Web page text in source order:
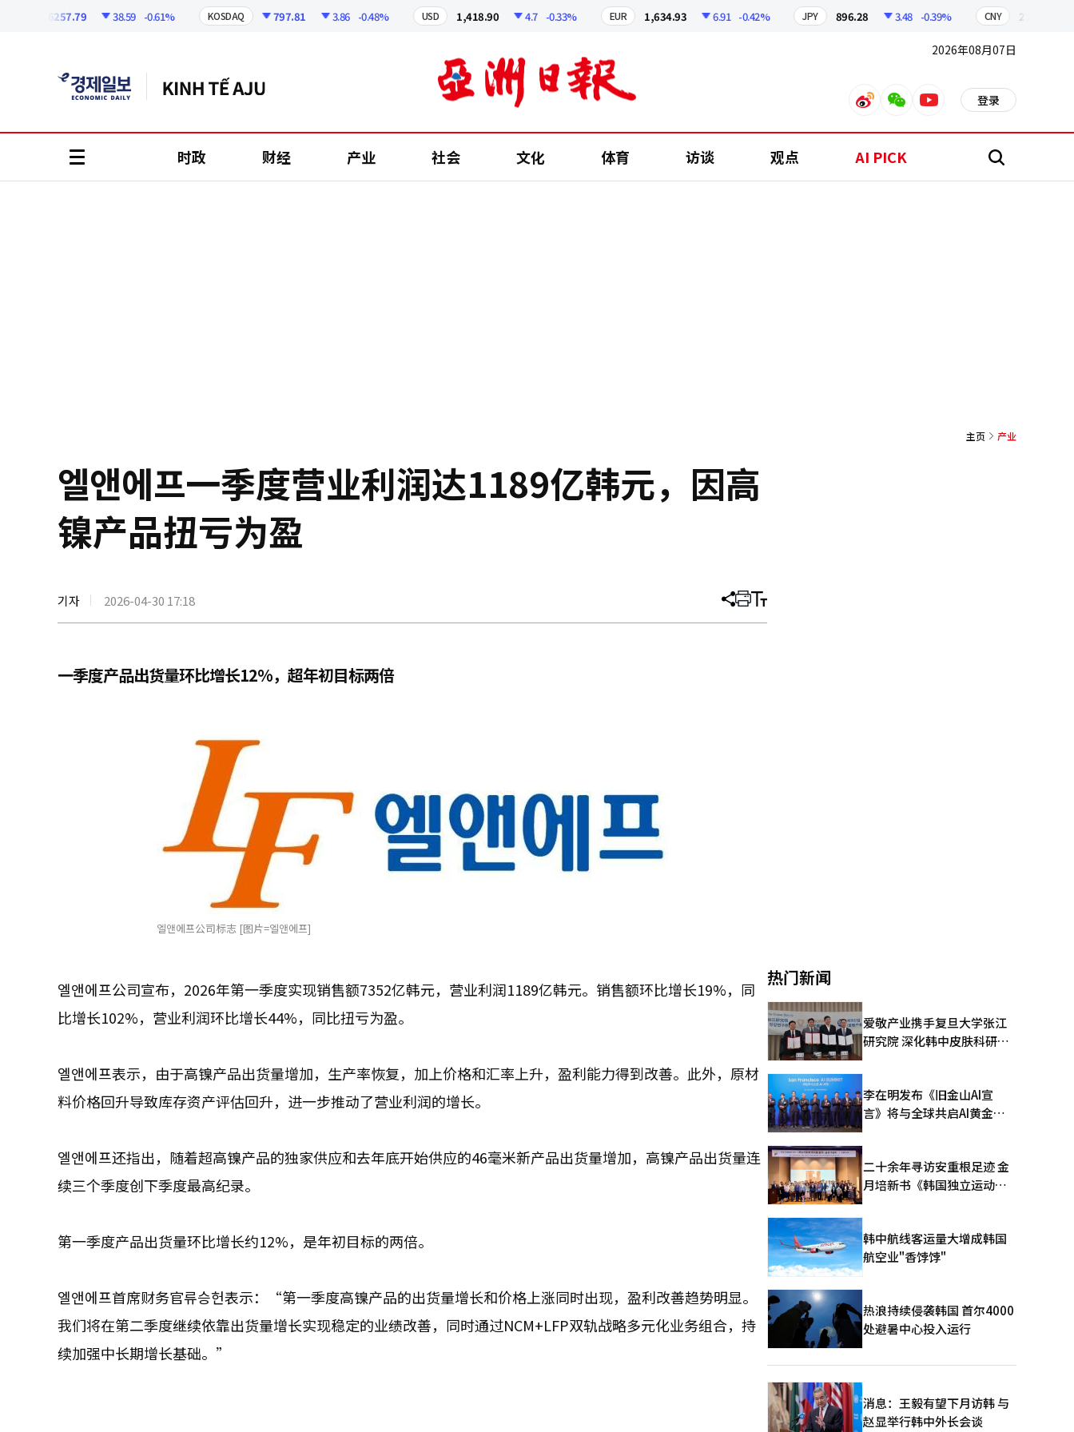
6257.79 38.59 -0.61% KOSDAQ 797.81 3.86 -0.48% USD 1,418.90 4.7 -0.33% EUR 1,634.93 6.91 -0.42% JPY 896.28 3.48 -0.39% CNY 210.32
2026年08月07日
weiboweixinyoutube 登录
时政 财经 产业 社会 文化 体育 访谈 观点 AI PICK 搜
主页 产业
엘앤에프一季度营业利润达1189亿韩元，因高
镍产品扭亏为盈
기자 2026-04-30 17:18 分
文
打 调
大
一季度产品出货量环比增长12%，超年初目标两倍
엘앤에프公司标志 [图片=엘앤에프]
엘앤에프公司宣布，2026年第一季度实现销售额7352亿韩元，营业利润1189亿韩元。销售额环比增长19%，同
比增长102%，营业利润环比增长44%，同比扭亏为盈。
엘앤에프表示，由于高镍产品出货量增加，生产率恢复，加上价格和汇率上升，盈利能力得到改善。此外，原材
料价格回升导致库存资产评估回升，进一步推动了营业利润的增长。
엘앤에프还指出，随着超高镍产品的独家供应和去年底开始供应的46毫米新产品出货量增加，高镍产品出货量连
续三个季度创下季度最高纪录。
第一季度产品出货量环比增长约12%，是年初目标的两倍。
엘앤에프首席财务官류승헌表示：“第一季度高镍产品的出货量增长和价格上涨同时出现，盈利改善趋势明显。
我们将在第二季度继续依靠出货量增长实现稳定的业绩改善，同时通过NCM+LFP双轨战略多元化业务组合，持
续加强中长期增长基础。”
热门新闻
爱敬产业携手复旦大学张江
研究院 深化韩中皮肤科研合
李在明发布《旧金山AI宣
言》将与全球共启AI黄金时
二十余年寻访安重根足迹 金
月培新书《韩国独立运动圣
韩中航线客运量大增成韩国
航空业"香饽饽"
热浪持续侵袭韩国 首尔4000
处避暑中心投入运行
消息：王毅有望下月访韩 与
赵显举行韩中外长会谈